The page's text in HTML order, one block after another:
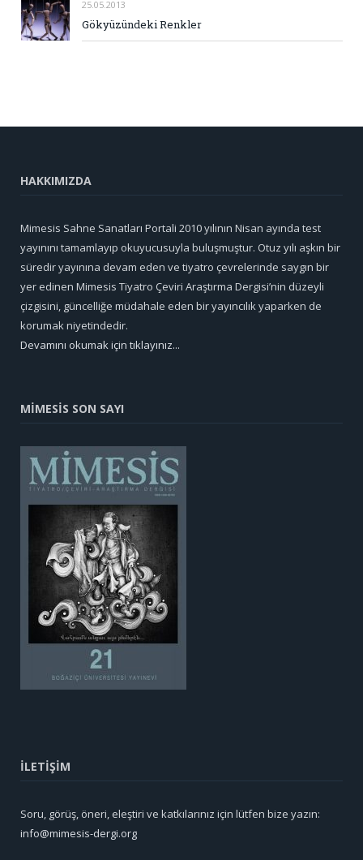
25.05.2013
Gökyüzündeki Renkler
HAKKIMIZDA
Mimesis Sahne Sanatları Portali 2010 yılının Nisan ayında test
yayınını tamamlayıp okuyucusuyla buluşmuştur. Otuz yılı aşkın bir
süredir yayınına devam eden ve tiyatro çevrelerinde saygın bir
yer edinen Mimesis Tiyatro Çeviri Araştırma Dergisi’nin düzeyli
çizgisini, güncelliğe müdahale eden bir yayıncılık yaparken de
korumak niyetindedir.
Devamını okumak için tıklayınız...
MİMESİS SON SAYI
İLETİŞİM
Soru, görüş, öneri, eleştiri ve katkılarınız için lütfen bize yazın:
info@mimesis-dergi.org